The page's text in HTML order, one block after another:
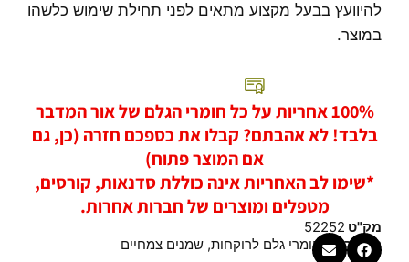
להיוועץ בבעל מקצוע מתאים לפני תחילת שימוש כלשהו
במוצר.
100% אחריות על כל חומרי הגלם של אור המדבר
בלבד! לא אהבתם? קבלו את כספכם חזרה (כן, גם
אם המוצר פתוח)
*שימו לב האחריות אינה כוללת סדנאות, קורסים,
מטפלים ומוצרים של חברות אחרות.
מק"ט 52252
קטגוריות חומרי גלם לרוקחות, שמנים צמחיים